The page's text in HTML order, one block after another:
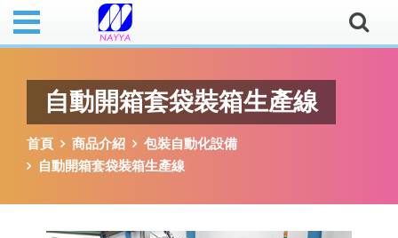
自動開箱套袋裝箱生產線
首頁 商品介紹
包裝自動化設備
自動開箱套袋裝箱生產線